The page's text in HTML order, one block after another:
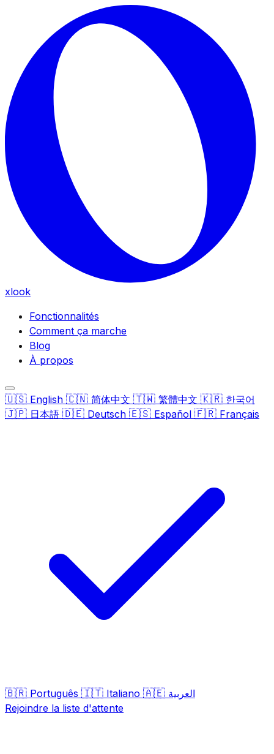
Skip to main content
xlook
Fonctionnalités
Comment ça marche
Blog
À propos
🇺🇸 English 🇨🇳 简体中文 🇹🇼 繁體中文 🇰🇷 한국어
🇯🇵 日本語 🇩🇪 Deutsch 🇪🇸 Español 🇫🇷 Français
🇧🇷 Português 🇮🇹 Italiano 🇦🇪 العربية
Rejoindre la liste d'attente